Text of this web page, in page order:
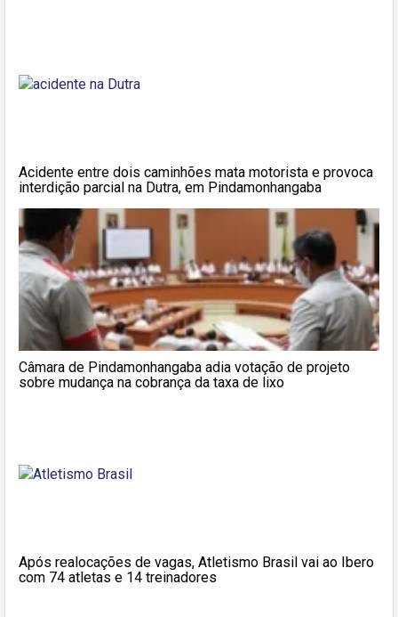
Acidente entre dois caminhões mata motorista e provoca
interdição parcial na Dutra, em Pindamonhangaba
Câmara de Pindamonhangaba adia votação de projeto
sobre mudança na cobrança da taxa de lixo
Após realocações de vagas, Atletismo Brasil vai ao Ibero
com 74 atletas e 14 treinadores